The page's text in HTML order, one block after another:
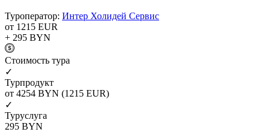
Туроператор: Интер Холидей Сервис
от 1215 EUR
+ 295 BYN
Cтоимость тура
✓
Турпродукт
от 4254 BYN (1215 EUR)
✓
Туруслуга
295 BYN